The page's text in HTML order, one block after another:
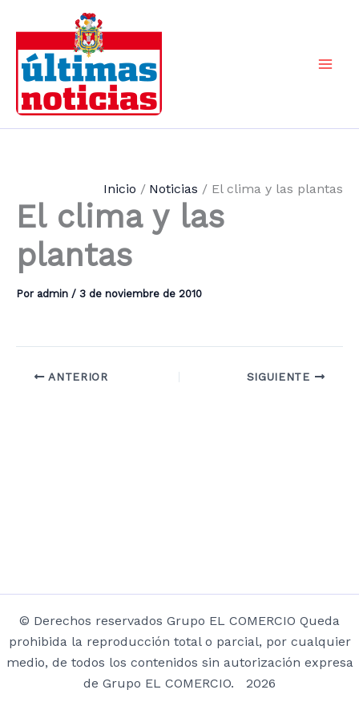
contenido
Inicio Noticias El clima y las plantas
El clima y las
plantas
Por admin / 3 de noviembre de 2010
ANTERIOR SIGUIENTE
© Derechos reservados Grupo EL COMERCIO Queda
prohibida la reproducción total o parcial, por cualquier
medio, de todos los contenidos sin autorización expresa
de Grupo EL COMERCIO. 2026